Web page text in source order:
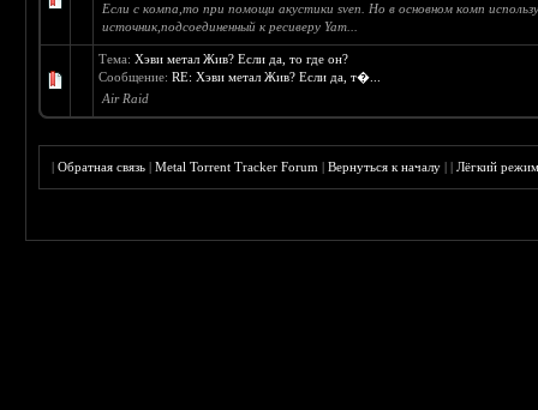
Если с компа,то при помощи акустики sven. Но в основном комп
источник,подсоединенный к ресиверу Yam...
Тема:Хэви метал Жив? Если да, то где он?
Сообщение:RE: Хэви метал Жив? Если да, т�...
Air Raid
|Обратная связь |Metal Torrent Tracker Forum |Вернуться к началу ||Лёгкий